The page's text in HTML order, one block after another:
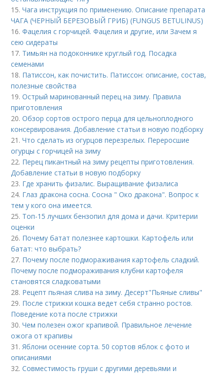
15.Чага инструкция по применению. Описание препарата
ЧАГА (ЧЕРНЫЙ БЕРЕЗОВЫЙ ГРИБ) (FUNGUS BETULINUS)
16.Фацелия с горчицей. Фацелия и другие, или Зачем я
сею сидераты
17. Тимьян на подоконнике круглый год. Посадка
семенами
18. Патиссон, как почистить. Патиссон: описание, состав,
полезные свойства
19.Острый маринованный перец на зиму. Правила
приготовления
20.Обзор сортов острого перца для цельноплодного
консервирования. Добавление статьи в новую подборку
21.Что сделать из огурцов перезрелых. Переросшие
огурцы с горчицей на зиму
22. Перец пикантный на зиму рецепты приготовления.
Добавление статьи в новую подборку
23. Где хранить физалис. Выращивание физалиса
24. Глаз дракона сосна. Сосна " Око дракона". Вопрос к
тем у кого она имеется.
25. Топ-15 лучших бензопил для дома и дачи. Критерии
оценки
26. Почему батат полезнее картошки. Картофель или
батат: что выбрать?
27. Почему после подмораживания картофель сладкий.
Почему после подмораживания клубни картофеля
становятся сладковатыми
28. Рецепт пьяная слива на зиму. Десерт"Пьяные сливы"
29. После стрижки кошка ведет себя странно ростов.
Поведение кота после стрижки
30.Чем полезен ожог крапивой. Правильное лечение
ожога от крапивы
31.Яблони осенние сорта. 50 сортов яблок с фото и
описаниями
32.Совместимость груши с другими деревьями и